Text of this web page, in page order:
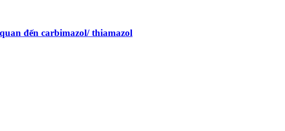
đến carbimazol/ thiamazol